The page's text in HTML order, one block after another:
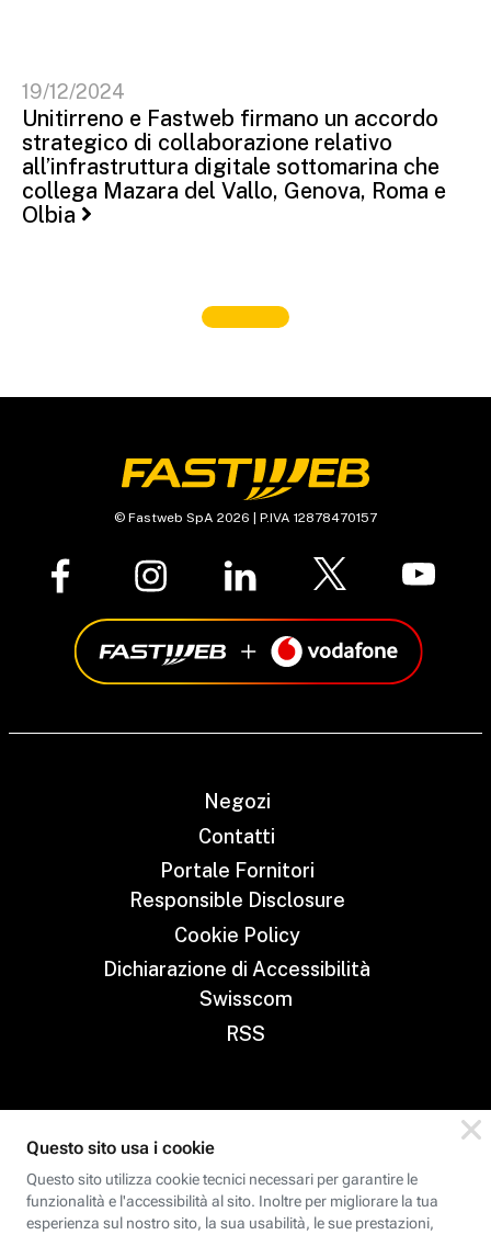
19/12/2024
Unitirreno e Fastweb firmano un accordo
strategico di collaborazione relativo
all’infrastruttura digitale sottomarina che
collega Mazara del Vallo, Genova, Roma e
Olbia
© Fastweb SpA 2026 | P.IVA 12878470157
Negozi
Contatti
Portale Fornitori
Responsible Disclosure
Cookie Policy
Dichiarazione di Accessibilità
Swisscom
RSS